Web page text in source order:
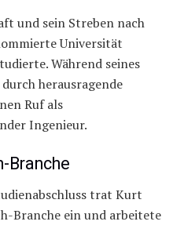
und sein Streben nach
Universität
Während seines
herausragende
Ruf als
Ingenieur.
Branche
trat Kurt
Branche ein und arbeitete